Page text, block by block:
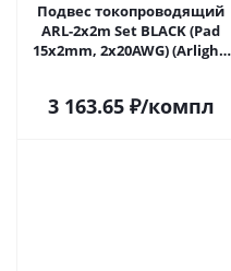
Подвес токопроводящий
ARL-2x2m Set BLACK (Pad
15x2mm, 2x20AWG) (Arlight,
3 163.65₽/компл